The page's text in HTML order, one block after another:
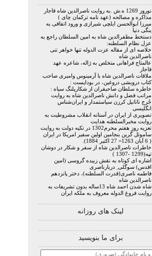
نوروز 1269 ه.ش .به روایت ناصرالدین شاه قاجار
مذاکره و مصالحه (عهد نامه ترکمان چای )
میرزا ابوالحسن ایلچی شیرازی و ورود اتفاقی به
ینگی دنیا
دستخط مظفرالدین شاه به امین السلطان راجع به
عزل نظام السلطنه:
خلاصه ای از مقاله عزت الدوله تنها خواهر تنی
ناصرالدین شاه
عالمتاج فراهانی متخلص به ژاله، شاعره عهد
قاجار
ملاقات ناصرالدین شاه با آرمینوس وامبری صاحب
کتاب درویشی دروغین، در بوداپست :
خاطره سلطان صاحبقران از شکارپلنگ سیاه :
مراتب فضل و دانش ناصرالدین شاه به روایت
جُرج ناتانیل کرزن سیاستمدار و ایران‌شناس
انگلیسی
تصویری از ایران در آستانه انقلاب مشروطیت به
روایت مخبرالسلطنه هدایت
تعزیه روز هفتم محرم1302 در تکیه دولت به روایت
ساموئل گرین بنجامین اولین سفیر امریکا در ایران
( 6 آبان 1263= 27 اکتبر 1884).
خاطرات ناصرالدین شاه از سفر و شکار در دوشان
تپه(1299 -1307 )
اشاره ای کوتاه به نقش زبیده گروسی (امین
اقدس) سوگلی ِ دربارناصری
فاطمه ناصری(قدرت السلطنه)، دختر پانزدهم
ناصرالدین شاه
شاه شدن احمد شاه 13ساله بدون تشریفات به
روایت فروغ الدوله معروف به ملکه ایران
لینک های روزانه
برای ما بنویسید